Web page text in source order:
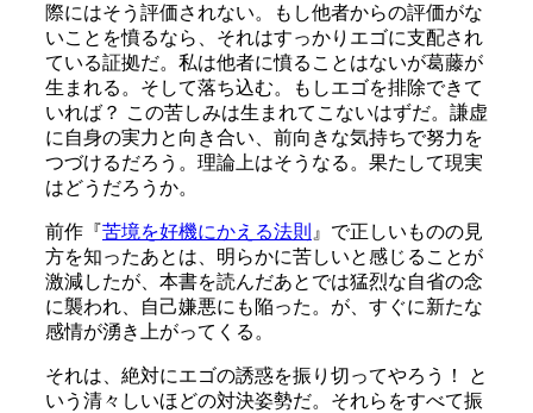
際にはそう評価されない。もし他者からの評価がな
いことを憤るなら、それはすっかりエゴに支配され
ている証拠だ。私は他者に憤ることはないが葛藤が
生まれる。そして落ち込む。もしエゴを排除できて
いれば？ この苦しみは生まれてこないはずだ。謙虚
に自身の実力と向き合い、前向きな気持ちで努力を
つづけるだろう。理論上はそうなる。果たして現実
はどうだろうか。
前作『苦境を好機にかえる法則 』で正しいものの見
方を知ったあとは、明らかに苦しいと感じることが
激減したが、本書を読んだあとでは猛烈な自省の念
に襲われ、自己嫌悪にも陥った。が、すぐに新たな
感情が湧き上がってくる。
それは、絶対にエゴの誘惑を振り切ってやろう！ と
いう清々しいほどの対決姿勢だ。それらをすべて振